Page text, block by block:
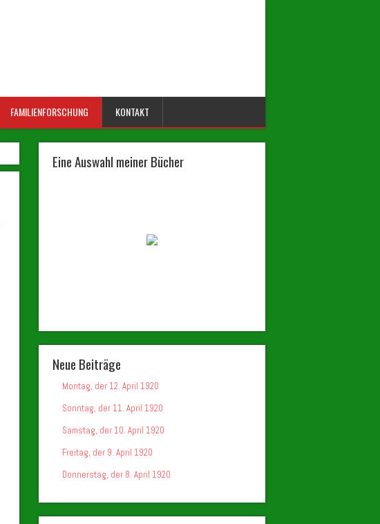
FAMILIENFORSCHUNG KONTAKT
Eine Auswahl meiner Bücher
Neue Beiträge
Montag, der 12. April 1920
Sonntag, der 11. April 1920
Samstag, der 10. April 1920
Freitag, der 9. April 1920
Donnerstag, der 8. April 1920